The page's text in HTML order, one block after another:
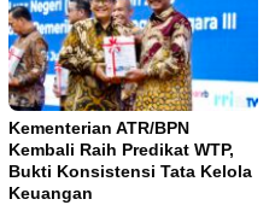
Kementerian ATR/BPN
Kembali Raih Predikat WTP,
Bukti Konsistensi Tata Kelola
Keuangan